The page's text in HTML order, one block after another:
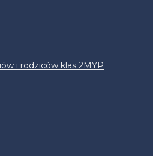
i rodziców klas 2MYP